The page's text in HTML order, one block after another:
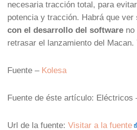
necesaria tracción total, para
potencia y tracción. Habrá que ver
con el desarrollo del software no
retrasar el lanzamiento del
Fuente – Kolesa
Fuente de éste artículo: Eléctricos
Url de la fuente: Visitar a la fuente